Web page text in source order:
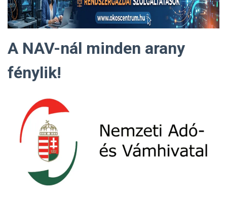
A NAV-nál minden arany
fénylik!